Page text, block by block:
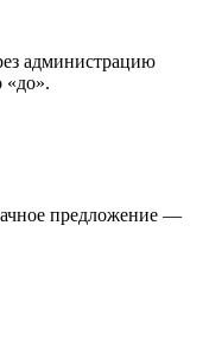
администрацию
«до».
предложение —